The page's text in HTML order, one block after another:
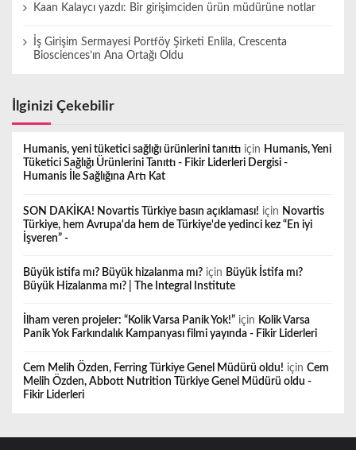
Kaan Kalaycı yazdı: Bir girişimciden ürün müdürüne notlar
İş Girişim Sermayesi Portföy Şirketi Enlila, Crescenta
Biosciences’ın Ana Ortağı Oldu
İlginizi Çekebilir
Humanis, yeni tüketici sağlığı ürünlerini tanıttı için Humanis, Yeni
Tüketici Sağlığı Ürünlerini Tanıttı - Fikir Liderleri Dergisi -
Humanis İle Sağlığına Artı Kat
SON DAKİKA! Novartis Türkiye basın açıklaması! için Novartis
Türkiye, hem Avrupa'da hem de Türkiye'de yedinci kez “En iyi
İşveren” -
Büyük istifa mı? Büyük hizalanma mı? için Büyük İstifa mı?
Büyük Hizalanma mı? | The Integral Institute
İlham veren projeler: “Kolik Varsa Panik Yok!” için Kolik Varsa
Panik Yok Farkındalık Kampanyası filmi yayında - Fikir Liderleri
Cem Melih Özden, Ferring Türkiye Genel Müdürü oldu! için Cem
Melih Özden, Abbott Nutrition Türkiye Genel Müdürü oldu -
Fikir Liderleri